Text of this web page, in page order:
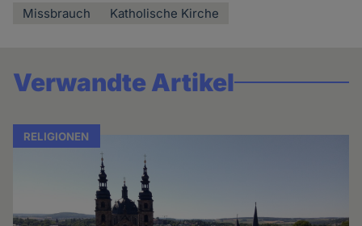
Missbrauch Katholische Kirche
Verwandte Artikel
RELIGIONEN